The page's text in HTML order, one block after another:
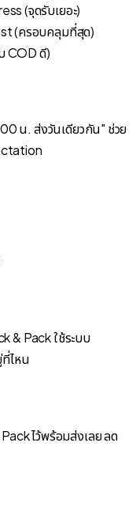
(จุดรับเยอะ)
(ครอบคลุมที่สุด)
COD ดี)
น. ส่งวันเดียวกัน" ช่วย
& Pack ใช้ระบบ
ไหน
ไว้พร้อมส่งเลย ลด